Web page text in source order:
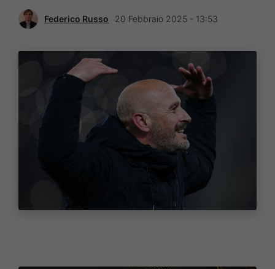
Federico Russo 20 Febbraio 2025 - 13:53